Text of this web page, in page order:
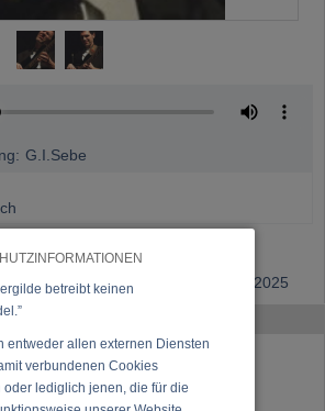
betreibt keinen
entweder allen externen Diensten
verbundenen Cookies
oder lediglich jenen, die für die
G.I.Sebe
02.04.1990, letzte Änderung: 29.12.2025
Robert